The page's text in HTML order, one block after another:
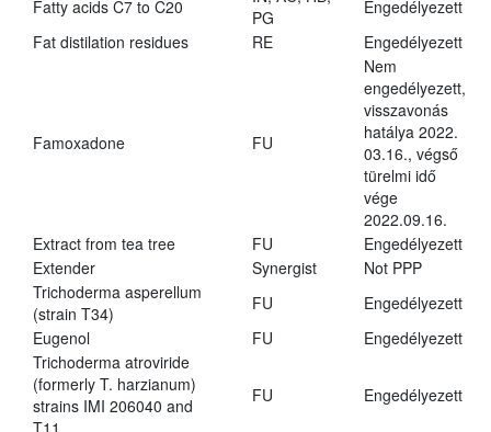
Fatty acids C7 to C20
PG
Engedélyezett
Fat distilation residues
RE Engedélyezett
Famoxadone FU
Nem
engedélyezett,
visszavonás
hatálya 2022.
03.16., végső
türelmi idő
vége
2022.09.16.
Extract from tea tree
FU
Engedélyezett
Extender
Synergist
Not PPP
Trichoderma asperellum
(strain T34)
FU
Engedélyezett
Eugenol
FU
Engedélyezett
Trichoderma atroviride
(formerly T. harzianum)
strains IMI 206040 and
FU Engedélyezett